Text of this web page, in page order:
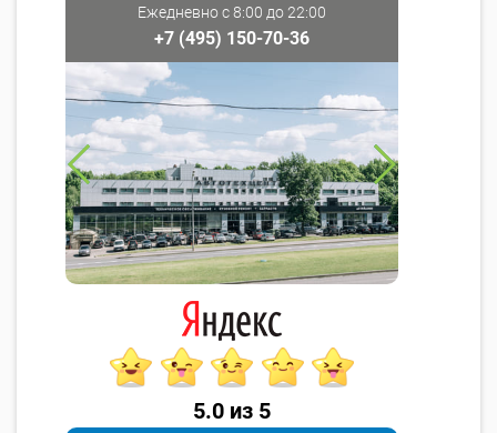
Ежедневно с 8:00 до 22:00
+7 (495) 150-70-36
5.0 из 5